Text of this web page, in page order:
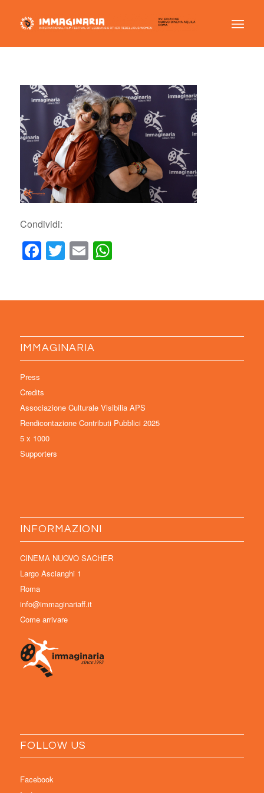
Condividi:
Facebook
Twitter
EmailWhatsApp
IMMAGINARIA
Press
Credits
Associazione Culturale Visibilia APS
Rendicontazione Contributi Pubblici 2025
5 x 1000
Supporters
INFORMAZIONI
CINEMA NUOVO SACHER
Largo Ascianghi 1
Roma
info@immaginariaff.it
Come arrivare
FOLLOW US
Facebook